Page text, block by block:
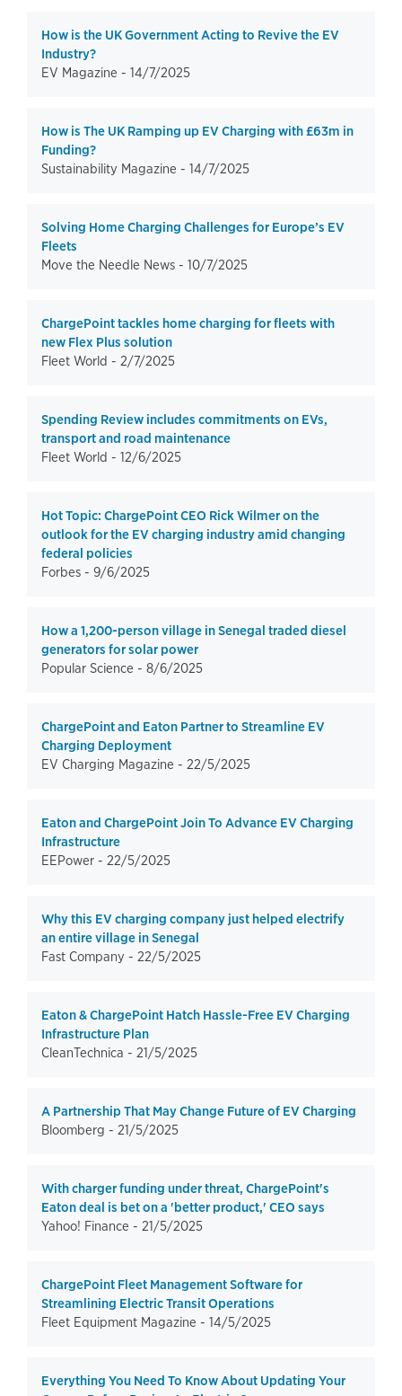
How is the UK Government Acting to Revive the EV
Industry?
EV Magazine - 14/7/2025
How is The UK Ramping up EV Charging with £63m in
Funding?
Sustainability Magazine - 14/7/2025
Solving Home Charging Challenges for Europe’s EV
Fleets
Move the Needle News - 10/7/2025
ChargePoint tackles home charging for fleets with
new Flex Plus solution
Fleet World - 2/7/2025
Spending Review includes commitments on EVs,
transport and road maintenance
Fleet World - 12/6/2025
Hot Topic: ChargePoint CEO Rick Wilmer on the
outlook for the EV charging industry amid changing
federal policies
Forbes - 9/6/2025
How a 1,200-person village in Senegal traded diesel
generators for solar power
Popular Science - 8/6/2025
ChargePoint and Eaton Partner to Streamline EV
Charging Deployment
EV Charging Magazine - 22/5/2025
Eaton and ChargePoint Join To Advance EV Charging
Infrastructure
EEPower - 22/5/2025
Why this EV charging company just helped electrify
an entire village in Senegal
Fast Company - 22/5/2025
Eaton & ChargePoint Hatch Hassle-Free EV Charging
Infrastructure Plan
CleanTechnica - 21/5/2025
A Partnership That May Change Future of EV Charging
Bloomberg - 21/5/2025
With charger funding under threat, ChargePoint's
Eaton deal is bet on a 'better product,' CEO says
Yahoo! Finance - 21/5/2025
ChargePoint Fleet Management Software for
Streamlining Electric Transit Operations
Fleet Equipment Magazine - 14/5/2025
Everything You Need To Know About Updating Your